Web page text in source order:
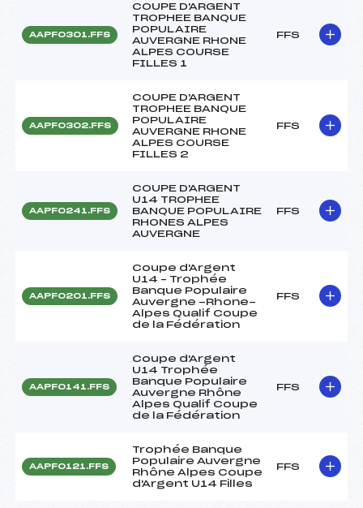
AAPF0301.FFS
COUPE D'ARGENT
TROPHEE BANQUE
POPULAIRE
AUVERGNE RHONE
ALPES COURSE
FILLES 1
FFS
AAPF0302.FFS
COUPE D'ARGENT
TROPHEE BANQUE
POPULAIRE
AUVERGNE RHONE
ALPES COURSE
FILLES 2
FFS
AAPF0241.FFS
COUPE D'ARGENT
U14 TROPHEE
BANQUE POPULAIRE
RHONES ALPES
AUVERGNE
FFS
AAPF0201.FFS
Coupe d'Argent
U14 – Trophée
Banque Populaire
Auvergne -Rhone-
Alpes Qualif Coupe
de la Fédération
FFS
AAPF0141.FFS
Coupe d'Argent
U14 Trophée
Banque Populaire
Auvergne Rhône
Alpes Qualif Coupe
de la Fédération
FFS
AAPF0121.FFS
Trophée Banque
Populaire Auvergne
Rhône Alpes Coupe
d'Argent U14 Filles
FFS